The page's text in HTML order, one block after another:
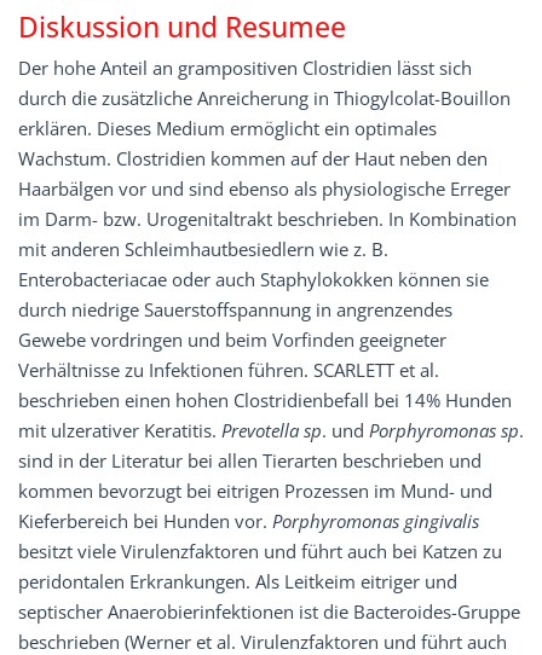
Diskussion und Resumee
Der hohe Anteil an grampositiven Clostridien lässt sich
durch die zusätzliche Anreicherung in Thiogylcolat-Bouillon
erklären. Dieses Medium ermöglicht ein optimales
Wachstum. Clostridien kommen auf der Haut neben den
Haarbälgen vor und sind ebenso als physiologische Erreger
im Darm- bzw. Urogenitaltrakt beschrieben. In Kombination
mit anderen Schleimhautbesiedlern wie z. B.
Enterobacteriacae oder auch Staphylokokken können sie
durch niedrige Sauerstoffspannung in angrenzendes
Gewebe vordringen und beim Vorfinden geeigneter
Verhältnisse zu Infektionen führen. SCARLETT et al.
beschrieben einen hohen Clostridienbefall bei 14% Hunden
mit ulzerativer Keratitis. Prevotella sp. und Porphyromonas sp.
sind in der Literatur bei allen Tierarten beschrieben und
kommen bevorzugt bei eitrigen Prozessen im Mund- und
Kieferbereich bei Hunden vor. Porphyromonas gingivalis
besitzt viele Virulenzfaktoren und führt auch bei Katzen zu
peridontalen Erkrankungen. Als Leitkeim eitriger und
septischer Anaerobierinfektionen ist die Bacteroides-Gruppe
beschrieben (Werner et al. Virulenzfaktoren und führt auch